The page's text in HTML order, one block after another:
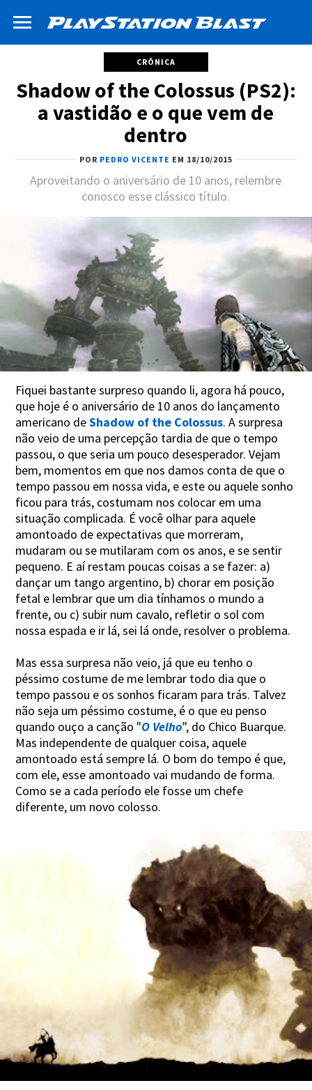
CRÔNICA
Shadow of the Colossus (PS2):
a vastidão e o que vem de
dentro
POR PEDRO VICENTE EM 18/10/2015
Aproveitando o aniversário de 10 anos, relembre
conosco esse clássico título.
Fiquei bastante surpreso quando li, agora há pouco,
que hoje é o aniversário de 10 anos do lançamento
americano deShadow of the Colossus. A surpresa
não veio de uma percepção tardia de que o tempo
passou, o que seria um pouco desesperador. Vejam
bem, momentos em que nos damos conta de que o
tempo passou em nossa vida, e este ou aquele sonho
ficou para trás, costumam nos colocar em uma
situação complicada. É você olhar para aquele
amontoado de expectativas que morreram,
mudaram ou se mutilaram com os anos, e se sentir
pequeno. E aí restam poucas coisas a se fazer: a)
dançar um tango argentino, b) chorar em posição
fetal e lembrar que um dia tínhamos o mundo a
frente, ou c) subir num cavalo, refletir o sol com
nossa espada e ir lá, sei lá onde, resolver o problema.
Mas essa surpresa não veio, já que eu tenho o
péssimo costume de me lembrar todo dia que o
tempo passou e os sonhos ficaram para trás. Talvez
não seja um péssimo costume, é o que eu penso
quando ouço a canção "O Velho", do Chico Buarque.
Mas independente de qualquer coisa, aquele
amontoado está sempre lá. O bom do tempo é que,
com ele, esse amontoado vai mudando de forma.
Como se a cada período ele fosse um chefe
diferente, um novo colosso.